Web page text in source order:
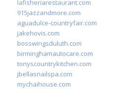
lafisheriarestaurant.com
915jazzandmore.com
aguadulce-countryfair.com
jakehovis.com
bosswingsduluth.com
birminghamautocare.com
tonyscountrykitchen.com
jbellasnailspa.com
mychaihouse.com